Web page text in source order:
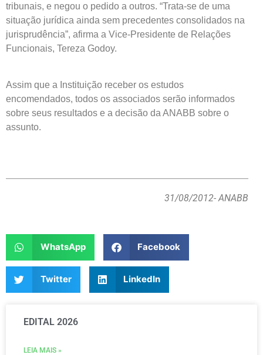
tribunais, e negou o pedido a outros. “Trata-se de uma
situação jurídica ainda sem precedentes consolidados na
jurisprudência”, afirma a Vice-Presidente de Relações
Funcionais, Tereza Godoy.
Assim que a Instituição receber os estudos
encomendados, todos os associados serão informados
sobre seus resultados e a decisão da ANABB sobre o
assunto.
31/08/2012- ANABB
WhatsApp Facebook
Twitter LinkedIn
EDITAL 2026
LEIA MAIS »